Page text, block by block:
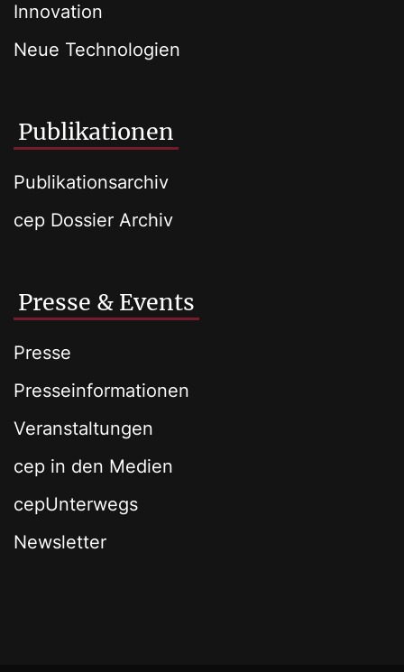
Innovation
Neue Technologien
Publikationen
Publikationsarchiv
cep Dossier Archiv
Presse & Events
Presse
Presseinformationen
Veranstaltungen
cep in den Medien
cepUnterwegs
Newsletter